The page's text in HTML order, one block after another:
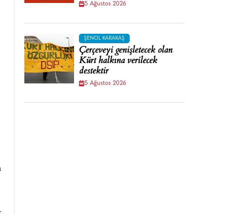
5 Ağustos 2026
ŞENOL KARAKAŞ
Çerçeveyi genişletecek olan
Kürt halkına verilecek
destektir
5 Ağustos 2026